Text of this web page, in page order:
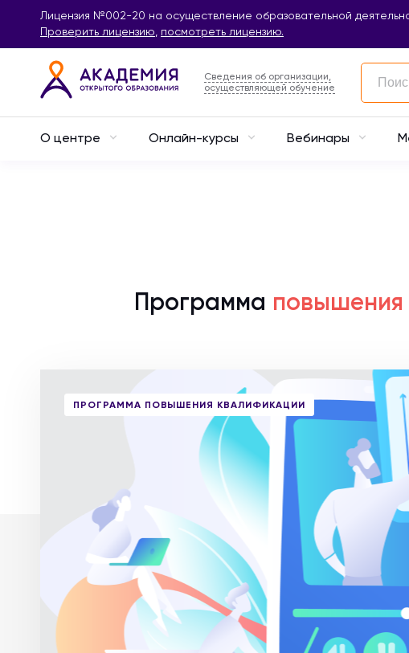
Лицензия №002-20 на осуществление образовательной
Проверить лицензию, посмотреть лицензию.
Сведения об организации,
осуществляющей обучение
О центре Онлайн-курсы Вебинары
Программа повышения
ПРОГРАММА ПОВЫШЕНИЯ КВАЛИФИКАЦИИ